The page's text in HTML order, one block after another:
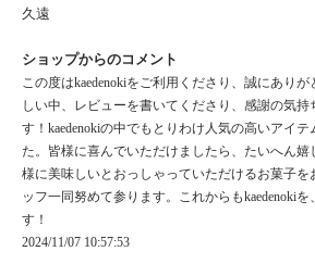
久遠
ショップからのコメント
この度はkaedenokiをご利用くださり、誠にあり
しい中、レビューを書いてくださり、感謝の気持
す！kaedenokiの中でもとりわけ人気の高いアイ
た。皆様に喜んでいただけましたら、たいへん
様に美味しいとおっしゃっていただけるお菓子を
ッフ一同努めて参ります。これからもkaedenoki
す！
2024/11/07 10:57:53